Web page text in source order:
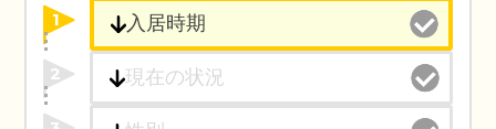
1
2